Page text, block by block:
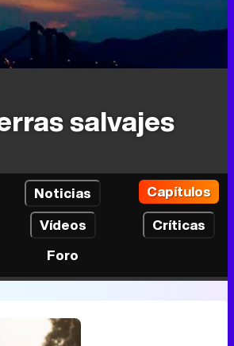
salvajes
Noticias
Capítulos
Vídeos
Críticas
Foro